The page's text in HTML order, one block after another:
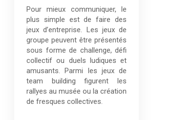
Pour mieux communiquer, le
plus simple est de faire des
jeux d’entreprise. Les jeux de
groupe peuvent être présentés
sous forme de challenge, défi
collectif ou duels ludiques et
amusants. Parmi les jeux de
team building figurent les
rallyes au musée ou la création
de fresques collectives.